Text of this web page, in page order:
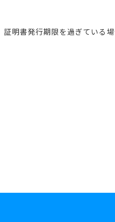
明書発行期限を過ぎている